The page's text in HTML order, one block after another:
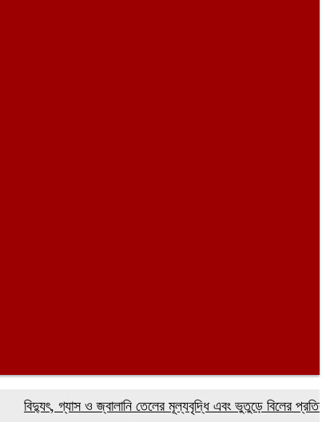
বিদ্যুৎ, গ্যাস ও জ্বালানি তেলের মূল্যবৃদ্ধি এবং ভুতুড়ে বিলের প্রতিবাদে